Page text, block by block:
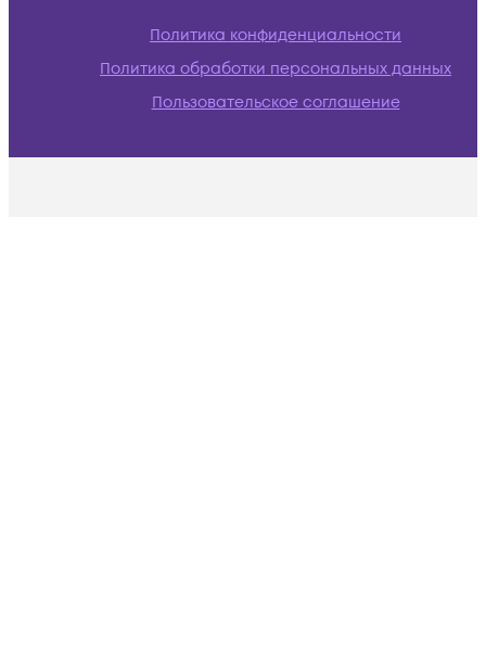
Политика конфиденциальности
Политика обработки персональных данных
Пользовательское соглашение